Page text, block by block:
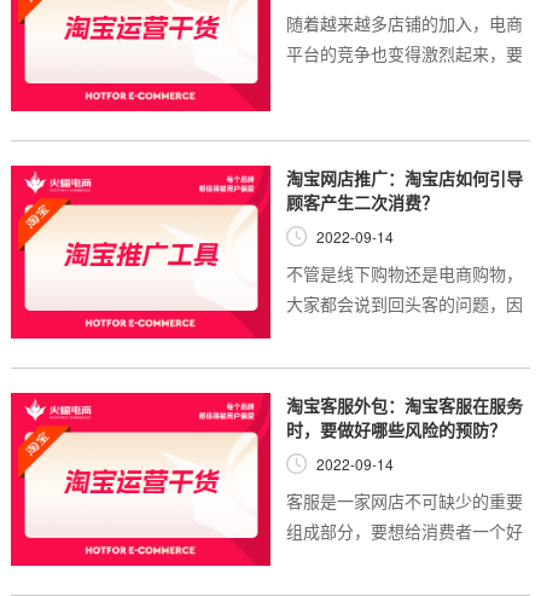
随着越来越多店铺的加入，电商
平台的竞争也变得激烈起来，要
能让自己的淘宝天猫店铺更有竞
争优势。淘宝代...
淘宝网店推广：淘宝店如何引导
顾客产生二次消费？
2022-09-14
不管是线下购物还是电商购物，
大家都会说到回头客的问题，因
客户，维护好了老客户还可以有
效的提升店铺的转化率。今天代
运营小编就来和...
淘宝客服外包：淘宝客服在服务
时，要做好哪些风险的预防？
2022-09-14
客服是一家网店不可缺少的重要
组成部分，要想给消费者一个好